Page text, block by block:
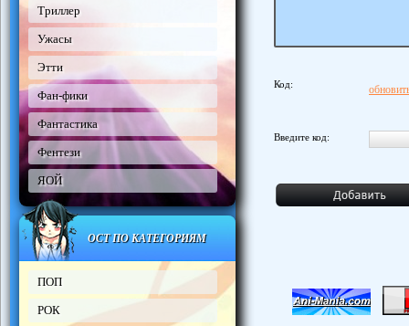
Триллер
Ужасы
Этти
Фан-фики
Фантастика
Фентези
ЯОЙ
ОСТ ПО КАТЕГОРИЯМ
ПОП
РОК
Код:
Введите код: